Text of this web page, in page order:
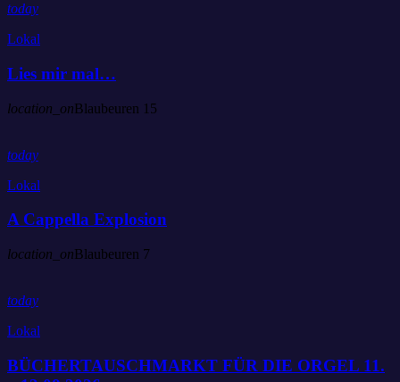
today
Lokal
Lies mir mal…
location_onBlaubeuren 15
today
Lokal
A Cappella Explosion
location_onBlaubeuren 7
today
Lokal
BÜCHERTAUSCHMARKT FÜR DIE ORGEL 11.